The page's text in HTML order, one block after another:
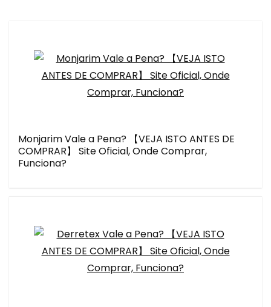
Monjarim Vale a Pena? 【VEJA ISTO ANTES DE
COMPRAR】 Site Oficial, Onde Comprar,
Funciona?